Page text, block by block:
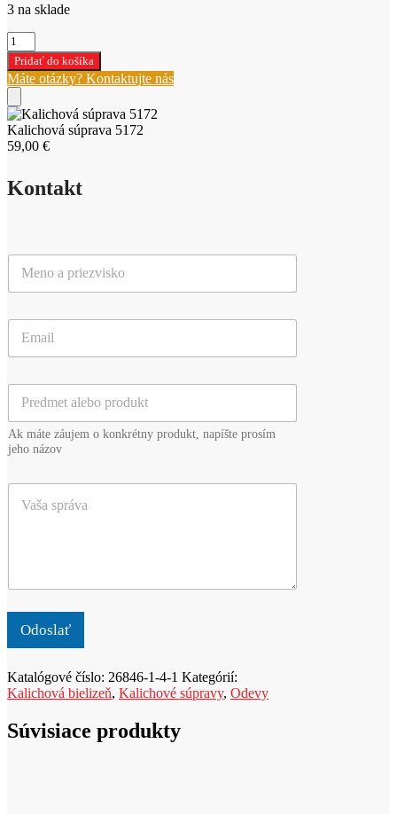
3 na sklade
množstvo
Kalichová
súprava
5172
Pridať do košíka
Máte otázky? Kontaktujte nás
Kalichová súprava 5172
59,00 €
Kontakt
n
v
i
k
a
e
d
m
p
r
k
t
Ak máte záujem o konkrétny produkt, napíšte prosím
jeho názov
r
á
Odoslať
Katalógové číslo: 26846-1-4-1 Kategórií:
Kalichová bielizeň, Kalichové súpravy, Odevy
Súvisiace produkty